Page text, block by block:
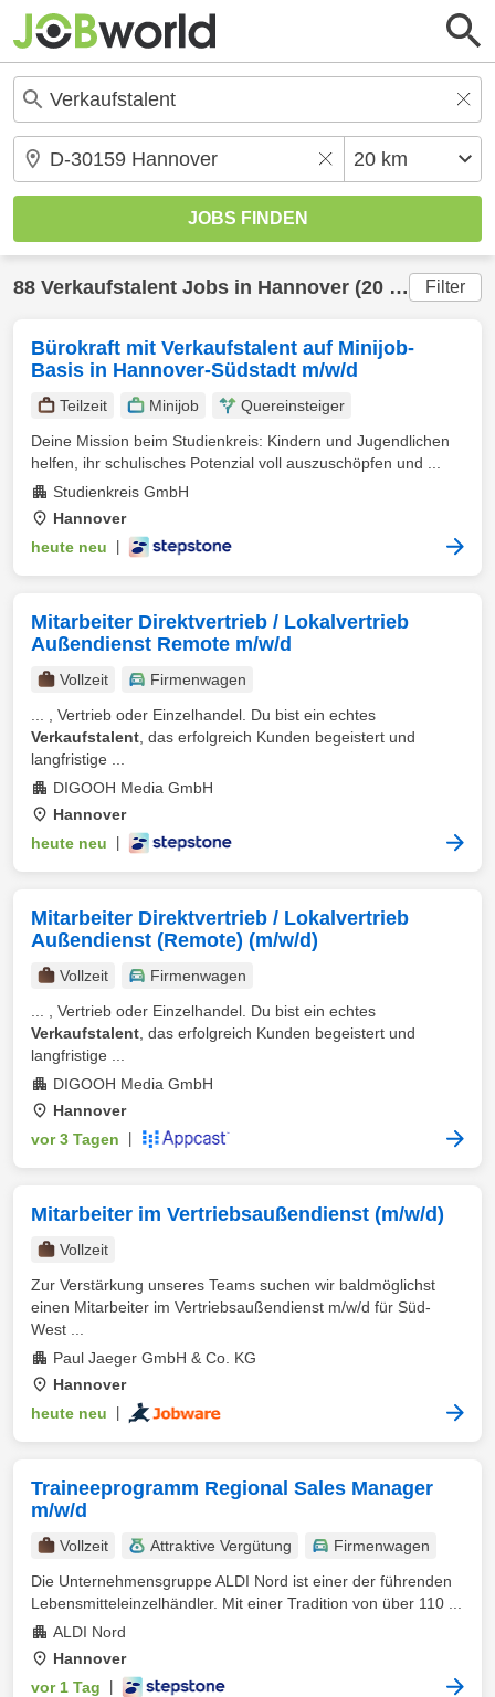
88 Verkaufstalent Jobs in Hannover (20 km) gefunden Filter
Bürokraft mit Verkaufstalent auf Minijob-
Basis in Hannover-Südstadt m/w/d
Teilzeit Minijob
Quereinsteiger
Deine Mission beim Studienkreis: Kindern und Jugendlichen
helfen, ihr schulisches Potenzial voll auszuschöpfen und ...
Studienkreis GmbH
Hannover
heute neu
Mitarbeiter Direktvertrieb / Lokalvertrieb
Außendienst Remote m/w/d
Vollzeit
Firmenwagen
... , Vertrieb oder Einzelhandel. Du bist ein echtes
Verkaufstalent , das erfolgreich Kunden begeistert und
langfristige ...
DIGOOH Media GmbH
Hannover
heute neu
Mitarbeiter Direktvertrieb / Lokalvertrieb
Außendienst (Remote) (m/w/d)
Vollzeit
Firmenwagen
... , Vertrieb oder Einzelhandel. Du bist ein echtes
Verkaufstalent , das erfolgreich Kunden begeistert und
langfristige ...
DIGOOH Media GmbH
Hannover
vor 3 Tagen
Mitarbeiter im Vertriebsaußendienst (m/w/d)
Vollzeit
Zur Verstärkung unseres Teams suchen wir baldmöglichst
einen Mitarbeiter im Vertriebsaußendienst m/w/d für Süd-
West ...
Paul Jaeger GmbH & Co. KG
Hannover
heute neu
Traineeprogramm Regional Sales Manager
m/w/d
Vollzeit Attraktive Vergütung
Firmenwagen
Die Unternehmensgruppe ALDI Nord ist einer der führenden
Lebensmitteleinzelhändler. Mit einer Tradition von über 110 ...
ALDI Nord
Hannover
vor 1 Tag